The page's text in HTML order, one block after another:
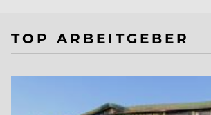
TOP ARBEITGEBER